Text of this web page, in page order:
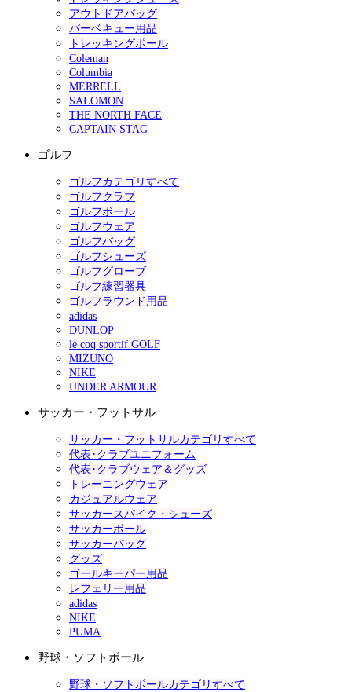
アウトドアバッグ
バーベキュー用品
トレッキングポール
Coleman
Columbia
MERRELL
SALOMON
THE NORTH FACE
CAPTAIN STAG
ゴルフ
ゴルフカテゴリすべて
ゴルフクラブ
ゴルフボール
ゴルフウェア
ゴルフバッグ
ゴルフシューズ
ゴルフグローブ
ゴルフ練習器具
ゴルフラウンド用品
adidas
DUNLOP
le coq sportif GOLF
MIZUNO
NIKE
UNDER ARMOUR
サッカー・フットサル
サッカー・フットサルカテゴリすべて
代表･クラブユニフォーム
代表･クラブウェア＆グッズ
トレーニングウェア
カジュアルウェア
サッカースパイク・シューズ
サッカーボール
サッカーバッグ
グッズ
ゴールキーパー用品
レフェリー用品
adidas
NIKE
PUMA
野球・ソフトボール
野球・ソフトボールカテゴリすべて